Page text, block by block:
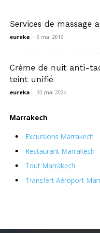
Services de massage
eureka - 9 mai 2019
Crème de nuit anti-
teint unifié
eureka - 30 mai 2024
Marrakech
Excursions Marrakech
Restaurant Marrakech
Tout Marrakech
Transfert Aéroport